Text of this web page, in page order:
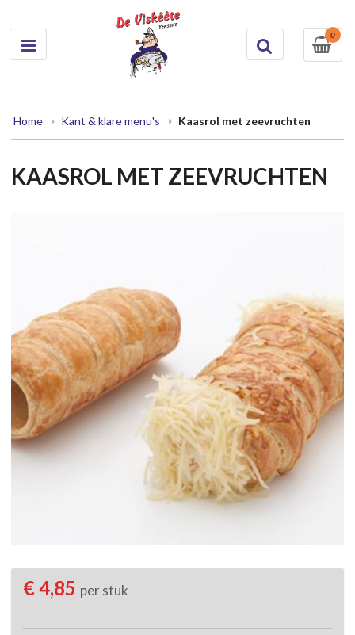
0
Home Kant & klare menu's Kaasrol met zeevruchten
KAASROL MET ZEEVRUCHTEN
€ 4,85 per stuk